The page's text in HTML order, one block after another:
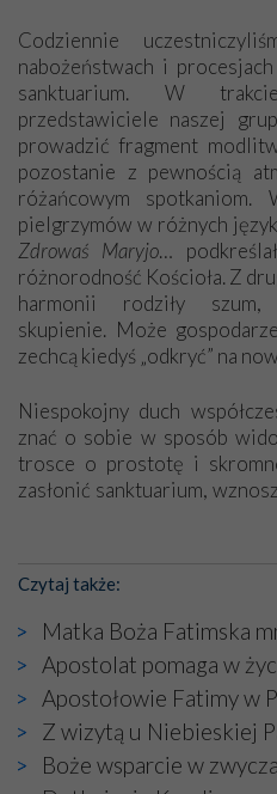
Codziennie
nabożeństwach i
sanktuarium. W
przedstawiciele naszej
prowadzić fragment
pozostanie z pewnością
różańcowym spotkaniom.
pielgrzymów w różnych
Zdrowaś Maryjo…
różnorodność Kościoła. Z
harmonii rodziły szum,
skupienie. Może
zechcą kiedyś „odkryć” na
Niespokojny duch
znać o sobie w sposób
trosce o prostotę i
zasłonić sanktuarium,
katolickiego kultu.
kaplice, w których
skrzynkę na narzędzia? Albo
tuż przy nowej bazylice
zamiast Chrystusa
wyjętą ze starożytnych
kontekście naszych czasów
wizerunek Zbawiciela…
Zatem nawet w
Czytaj także:
Matka Boża Fatimska
Apostolat pomaga w
Apostołowie Fatimy w
Z wizytą u Niebieskiej
Boże wsparcie w